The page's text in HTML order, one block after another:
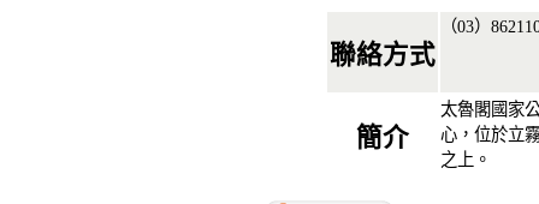
聯絡方式
（03）
簡介
太魯閣國家
心，位於立
之上。